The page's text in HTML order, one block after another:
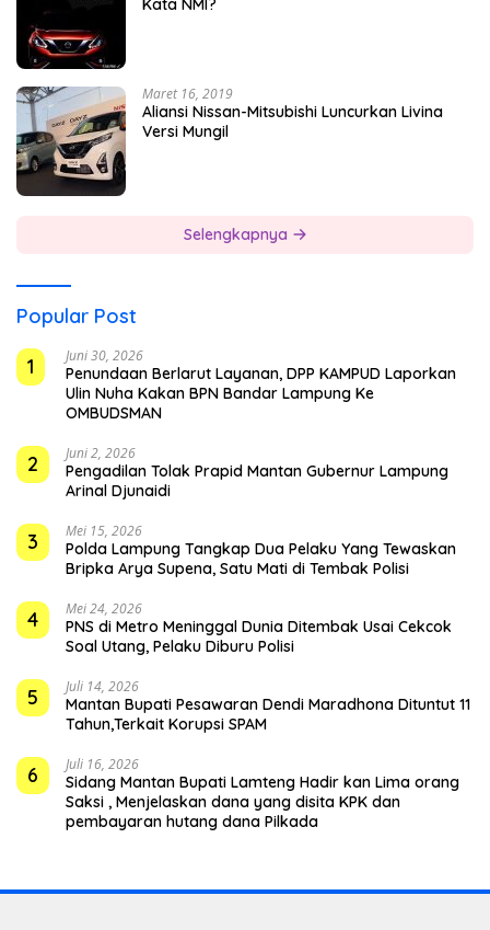
Kata NMI?
Maret 16, 2019
Aliansi Nissan-Mitsubishi Luncurkan Livina
Versi Mungil
Selengkapnya
Popular Post
1
Juni 30, 2026
Penundaan Berlarut Layanan, DPP KAMPUD Laporkan
Ulin Nuha Kakan BPN Bandar Lampung Ke
OMBUDSMAN
2 Juni 2, 2026
Pengadilan Tolak Prapid Mantan Gubernur Lampung
Arinal Djunaidi
3 Mei 15, 2026
Polda Lampung Tangkap Dua Pelaku Yang Tewaskan
Bripka Arya Supena, Satu Mati di Tembak Polisi
4 Mei 24, 2026
PNS di Metro Meninggal Dunia Ditembak Usai Cekcok
Soal Utang, Pelaku Diburu Polisi
5 Juli 14, 2026
Mantan Bupati Pesawaran Dendi Maradhona Dituntut 11
Tahun,Terkait Korupsi SPAM
6 Juli 16, 2026
Sidang Mantan Bupati Lamteng Hadir kan Lima orang
Saksi , Menjelaskan dana yang disita KPK dan
pembayaran hutang dana Pilkada